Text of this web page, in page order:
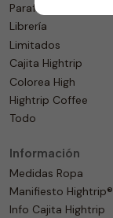
Parafernalia
Librería
Limitados
Cajita Hightrip
Colorea High
Hightrip Coffee
Todo
Información
Medidas Ropa
Manifiesto Hightrip®
Info Cajita Hightrip